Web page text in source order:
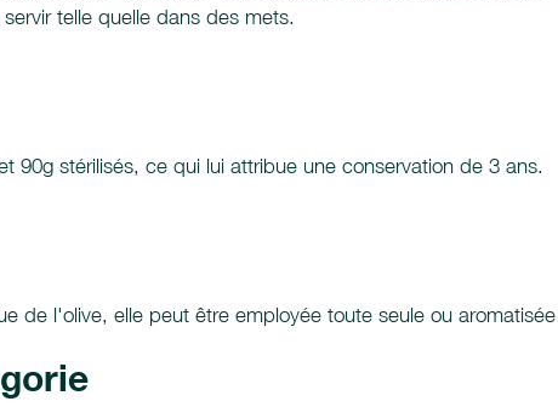
telle quelle dans des mets.
stérilisés, ce qui lui attribue une conservation de 3 ans.
de l'olive, elle peut être employée toute seule ou